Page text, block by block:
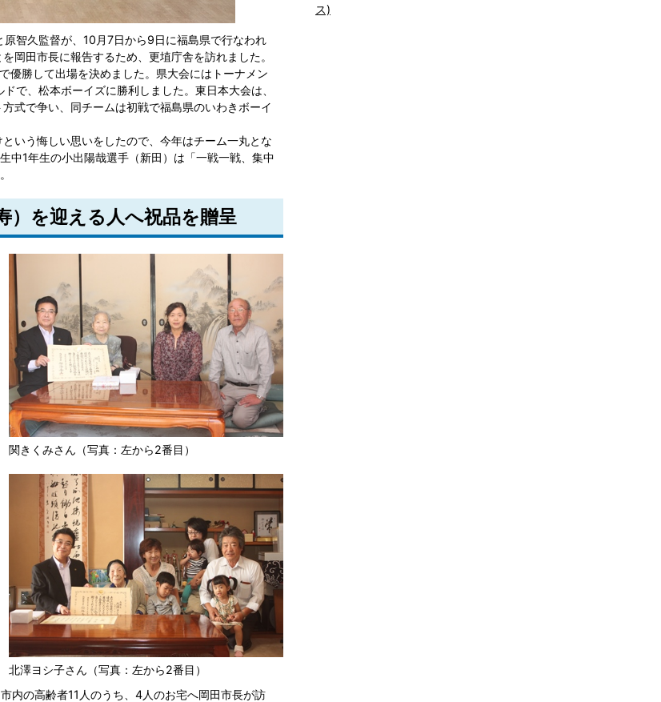
智久監督が、10月7日から9日に福島県で行なわれ
岡田市長に報告するため、更埴庁舎を訪れました。
優勝して出場を決めました。県大会にはトーナメン
で、松本ボーイズに勝利しました。東日本大会は、
式で争い、同チームは初戦で福島県のいわきボーイ
いう悔しい思いをしたので、今年はチーム一丸とな
中1年生の小出陽哉選手（新田）は「一戦一戦、集中
）を迎える人へ祝品を贈呈
関きくみさん（写真：左から2番目）
北澤ヨシ子さん（写真：左から2番目）
内の高齢者11人のうち、4人のお宅へ岡田市長が訪
ス)